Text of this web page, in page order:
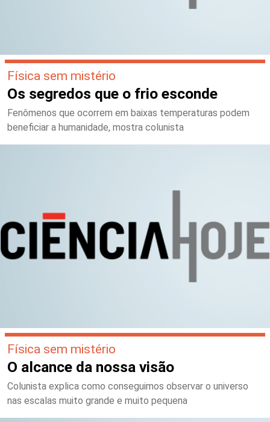
Física sem mistério
Os segredos que o frio esconde
Fenômenos que ocorrem em baixas temperaturas podem
beneficiar a humanidade, mostra colunista
Física sem mistério
O alcance da nossa visão
Colunista explica como conseguimos observar o universo
nas escalas muito grande e muito pequena